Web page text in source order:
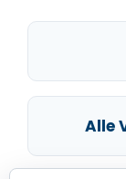
Alle